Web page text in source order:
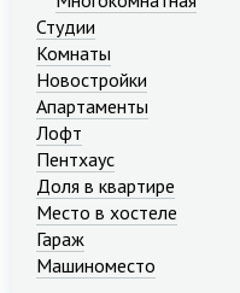
Студии
Комнаты
Новостройки
Апартаменты
Лофт
Пентхаус
Доля в квартире
Место в хостеле
Гараж
Машиноместо